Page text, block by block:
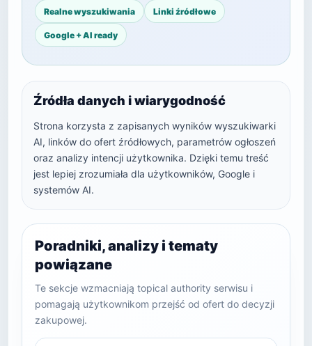
Realne wyszukiwania Linki źródłowe
Google + AI ready
Źródła danych i wiarygodność
Strona korzysta z zapisanych wyników wyszukiwarki
AI, linków do ofert źródłowych, parametrów ogłoszeń
oraz analizy intencji użytkownika. Dzięki temu treść
jest lepiej zrozumiała dla użytkowników, Google i
systemów AI.
Poradniki, analizy i tematy
powiązane
Te sekcje wzmacniają topical authority serwisu i
pomagają użytkownikom przejść od ofert do decyzji
zakupowej.